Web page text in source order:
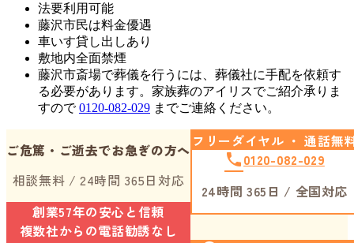
法要利用可能
藤沢市民は料金優遇
車いす貸し出しあり
敷地内全面禁煙
藤沢市斎場で葬儀を行うには、葬儀社に手配を依頼す
る必要があります。家族葬のアイリスでご紹介承りま
すので0120-082-029 までご連絡ください。
ご危篤・ご逝去でお急ぎの方へ
相談無料 / 24時間 365日対応
創業57年の安心と信頼
複数社からの電話勧誘なし
フリーダイヤル ・ 通話無
phone0120-082-029
24時間 365日 / 全国対応